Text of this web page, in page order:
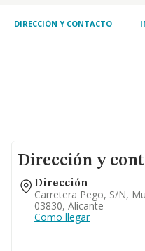
DIRECCIÓN Y CONTACTO
Dirección y
Dirección
Carretera Pego, S/n,
03830, Alicante
Como llegar